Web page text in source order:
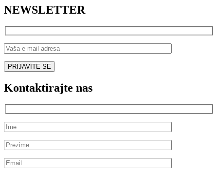
NEWSLETTER
Kontaktirajte nas